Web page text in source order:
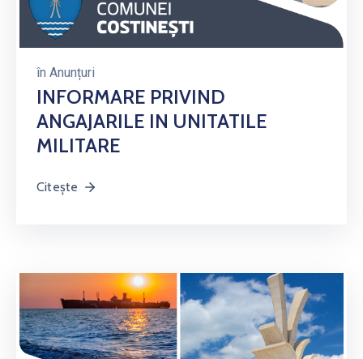
în Anunțuri
INFORMARE PRIVIND
ANGAJARILE IN UNITATILE
MILITARE
Citește